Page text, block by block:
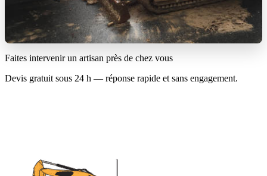
Faites intervenir un artisan près de chez vous
Devis gratuit sous 24 h — réponse rapide et sans engagement.